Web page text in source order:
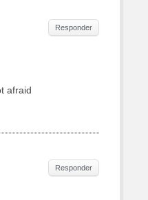
afraid
Responder
Responder